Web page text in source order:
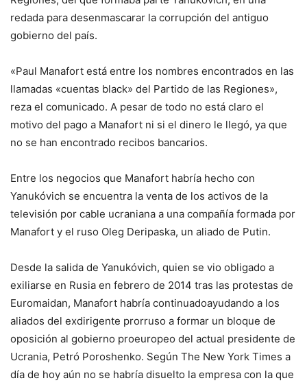
redada para desenmascarar la corrupción del antiguo
gobierno del país.
«Paul Manafort está entre los nombres encontrados en las
llamadas «cuentas black» del Partido de las Regiones»,
reza el comunicado. A pesar de todo no está claro el
motivo del pago a Manafort ni si el dinero le llegó, ya que
no se han encontrado recibos bancarios.
Entre los negocios que Manafort habría hecho con
Yanukóvich se encuentra la venta de los activos de la
televisión por cable ucraniana a una compañía formada por
Manafort y el ruso Oleg Deripaska, un aliado de Putin.
Desde la salida de Yanukóvich, quien se vio obligado a
exiliarse en Rusia en febrero de 2014 tras las protestas de
Euromaidan, Manafort habría continuadoayudando a los
aliados del exdirigente prorruso a formar un bloque de
oposición al gobierno proeuropeo del actual presidente de
Ucrania, Petró Poroshenko. Según The New York Times a
día de hoy aún no se habría disuelto la empresa con la que